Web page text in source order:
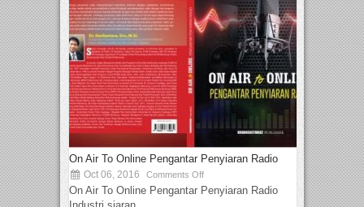
On Air To Online Pengantar Penyiaran Radio
Oct 06, 2016 Comments Off
On Air To Online Pengantar Penyiaran Radio